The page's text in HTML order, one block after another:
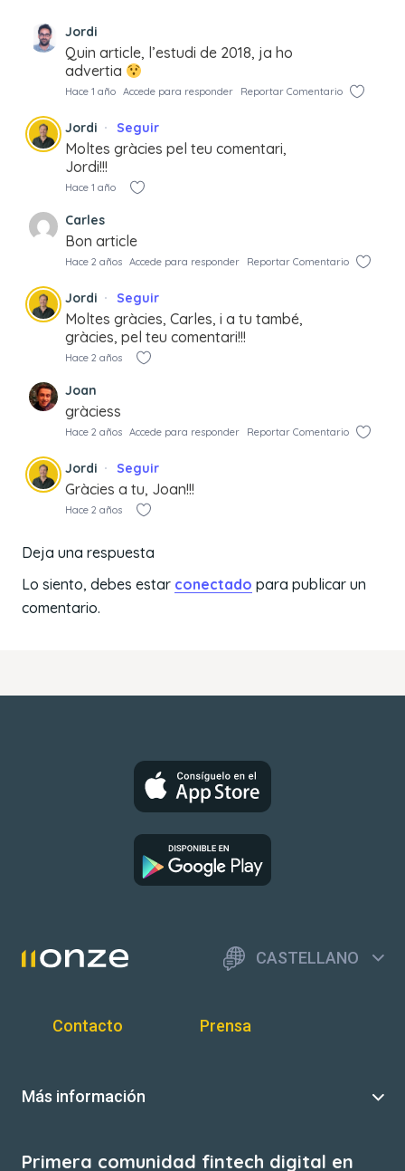
Jordi
Quin article, l’estudi de 2018, ja ho
advertia
Hace 1 año Accede para responder Reportar Comentario
Jordi Seguir
Moltes gràcies pel teu comentari,
Jordi!!!
Hace 1 año
Carles
Bon article
Hace 2 años Accede para responder Reportar Comentario
Jordi Seguir
Moltes gràcies, Carles, i a tu també,
gràcies, pel teu comentari!!!
Hace 2 años
Joan
gràciess
Hace 2 años Accede para responder Reportar Comentario
Jordi Seguir
Gràcies a tu, Joan!!!
Hace 2 años
Deja una respuesta
Lo siento, debes estar conectado para publicar un
comentario.
CASTELLANO
Contacto Prensa
Más información
Primera comunidad fintech digital en